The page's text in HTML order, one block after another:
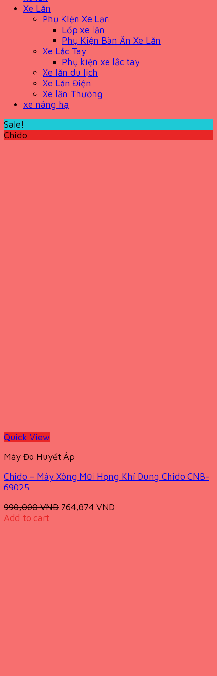
Xe Lăn
Phụ Kiện Xe Lăn
Lốp xe lăn
Phụ Kiện Bàn Ăn Xe Lăn
Xe Lắc Tay
Phụ kiện xe lắc tay
Xe lăn du lịch
Xe Lăn Điện
Xe lăn Thường
xe nâng hạ
Sale!
Chido
Quick View
Máy Đo Huyết Áp
Chido – Máy Xông Mũi Họng Khí Dung Chido CNB-
69025
990,000VND Original
764,874 VND
Add to cart